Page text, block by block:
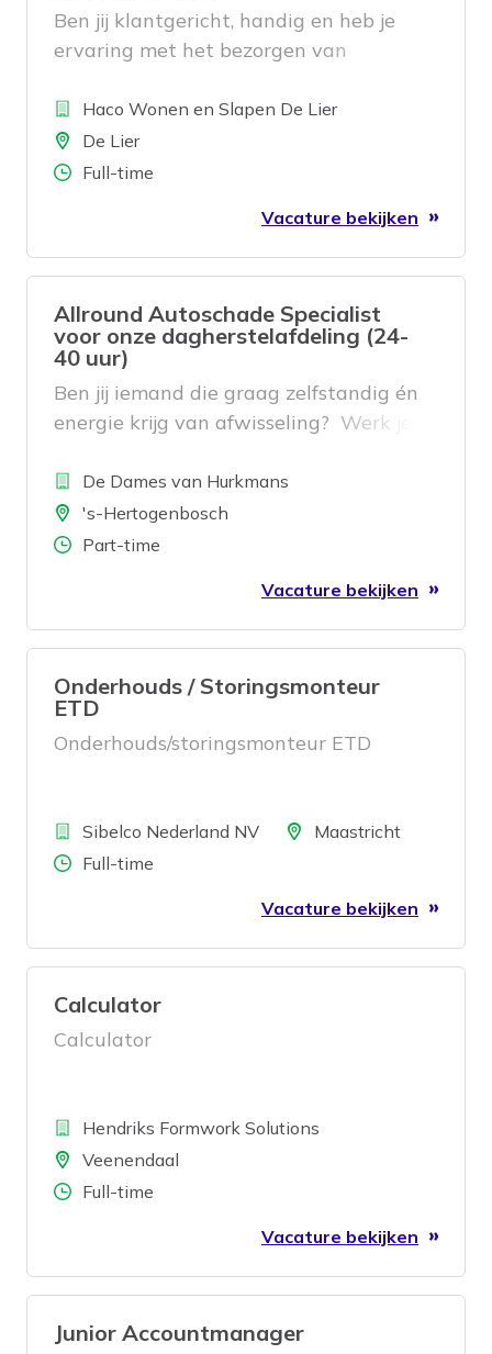
Ben jij klantgericht, handig en heb je
ervaring met het bezorgen van
BedrijfHaco Wonen en Slapen De Lier
LocatieDe Lier
Aantal uren
Full-time
Vacature bekijken
Allround Autoschade Specialist
voor onze dagherstelafdeling (24-
40 uur)
Ben jij iemand die graag zelfstandig én
energie krijg van afwisseling? Werk je
een moderne (in de zomer gekoelde😊)
)werkplaats met vakbekwame collega’s?
Dan is deze functie vast iets voor jou!
BedrijfDe Dames van Hurkmans
Locatie's-Hertogenbosch
Aantal uren
Part-time
Vacature bekijken
Onderhouds / Storingsmonteur
ETD
Onderhouds/storingsmonteur ETD
BedrijfSibelco Nederland NVLocatieMaastricht
Aantal uren
Full-time
Vacature bekijken
Calculator
Calculator
BedrijfHendriks Formwork Solutions
LocatieVeenendaal
Aantal uren
Full-time
Vacature bekijken
Junior Accountmanager